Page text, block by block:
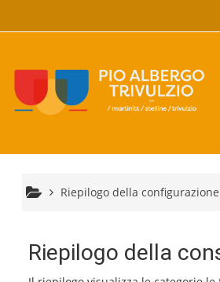
Riepilogo della
Riepilogo della